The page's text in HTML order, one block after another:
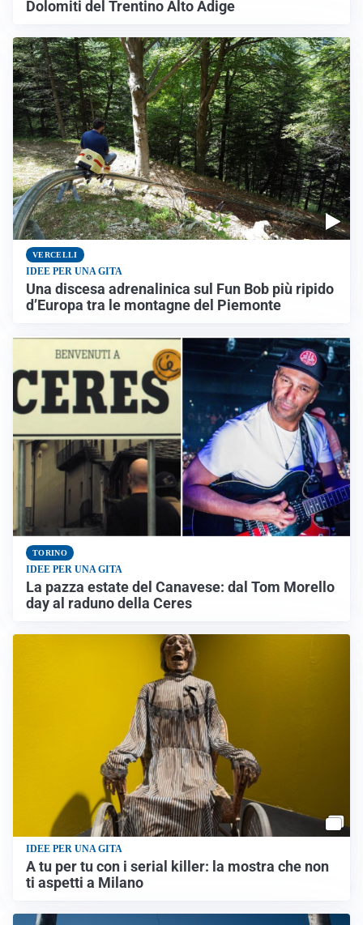
Dolomiti del Trentino Alto Adige
VERCELLI
IDEE PER UNA GITA
Una discesa adrenalinica sul Fun Bob più ripido
d’Europa tra le montagne del Piemonte
TORINO
IDEE PER UNA GITA
La pazza estate del Canavese: dal Tom Morello
day al raduno della Ceres
IDEE PER UNA GITA
A tu per tu con i serial killer: la mostra che non
ti aspetti a Milano